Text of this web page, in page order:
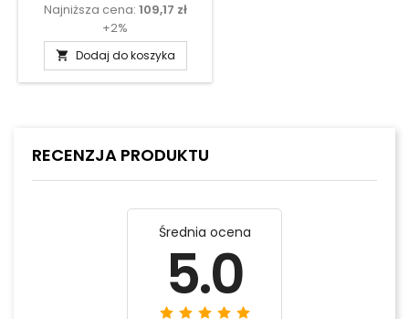
podstawowa
Najniższa cena: 109,17 zł
+2%
 Dodaj do koszyka
RECENZJA PRODUKTU
Średnia ocena
5.0